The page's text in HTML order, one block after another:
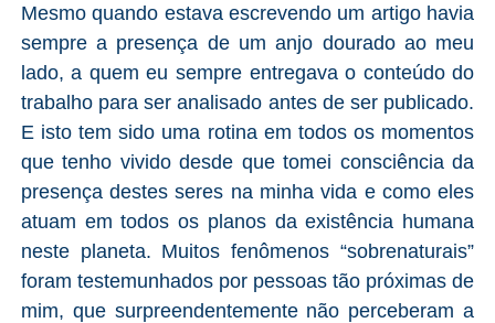
Mesmo quando estava escrevendo um artigo havia
sempre a presença de um anjo dourado ao meu
lado, a quem eu sempre entregava o conteúdo do
trabalho para ser analisado antes de ser publicado.
E isto tem sido uma rotina em todos os momentos
que tenho vivido desde que tomei consciência da
presença destes seres na minha vida e como eles
atuam em todos os planos da existência humana
neste planeta. Muitos fenômenos “sobrenaturais”
foram testemunhados por pessoas tão próximas de
mim, que surpreendentemente não perceberam a